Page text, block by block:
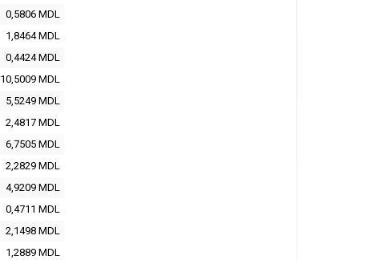
0,5806 MDL
1,8464 MDL
0,4424 MDL
10,5009 MDL
5,5249 MDL
2,4817 MDL
6,7505 MDL
2,2829 MDL
4,9209 MDL
0,4711 MDL
2,1498 MDL
1,2889 MDL